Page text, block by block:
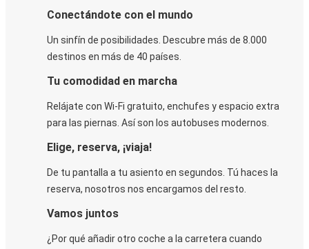
Conectándote con el mundo
Un sinfín de posibilidades. Descubre más de 8.000
destinos en más de 40 países.
Tu comodidad en marcha
Relájate con Wi-Fi gratuito, enchufes y espacio extra
para las piernas. Así son los autobuses modernos.
Elige, reserva, ¡viaja!
De tu pantalla a tu asiento en segundos. Tú haces la
reserva, nosotros nos encargamos del resto.
Vamos juntos
¿Por qué añadir otro coche a la carretera cuando